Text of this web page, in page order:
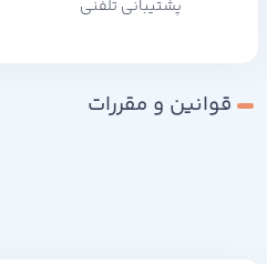
پشتیبانی تلفنی
قوانین و مقررات